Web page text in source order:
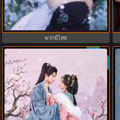
ฤดูร้อนนิรันดร์ (2026) Never-Ending
Summer พากย์ไทย EP.1-29
พากย์ไทย
8.0 ซับไทย